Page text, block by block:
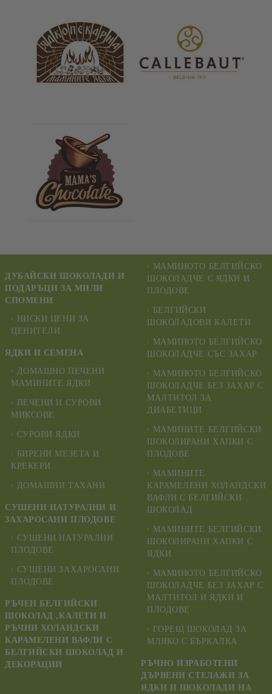
ДУБАЙСКИ ШОКОЛАДИ И
ПОДАРЪЦИ ЗА МИЛИ
СПОМЕНИ
НИСКИ ЦЕНИ ЗА
ЦЕНИТЕЛИ
ЯДКИ И СЕМЕНА
ДОМАШНО ПЕЧЕНИ
МАМИНИТЕ ЯДКИ
ПЕЧЕНИ И СУРОВИ
МИКСОВЕ
СУРОВИ ЯДКИ
БИРЕНИ МЕЗЕТА И
КРЕКЕРИ
ДОМАШНИ ТАХАНИ
СУШЕНИ НАТУРАЛНИ И
ЗАХАРОСАНИ ПЛОДОВЕ
СУШЕНИ НАТУРАЛНИ
ПЛОДОВЕ
СУШЕНИ ЗАХАРОСАНИ
ПЛОДОВЕ
РЪЧЕН БЕЛГИЙСКИ
ШОКОЛАД ,КАЛЕТИ И
РЪЧНИ ХОЛАНДСКИ
КАРАМЕЛЕНИ ВАФЛИ С
БЕЛГИЙСКИ ШОКОЛАД И
ДЕКОРАЦИИ
МАМИНОТО БЕЛГИЙСКО
ШОКОЛАДЧЕ С ЯДКИ И
ПЛОДОВЕ
БЕЛГИЙСКИ
ШОКОЛАДОВИ КАЛЕТИ
МАМИНОТО БЕЛГИЙСКО
ШОКОЛАДЧЕ СЪС ЗАХАР
МАМИНОТО БЕЛГИЙСКО
ШОКОЛАДЧЕ БЕЗ ЗАХАР С
МАЛТИТОЛ ЗА
ДИАБЕТИЦИ
МАМИНИТЕ БЕЛГИЙСКИ
ШОКОЛИРАНИ ХАПКИ С
ПЛОДОВЕ
МАМИНИТЕ
КАРАМЕЛЕНИ ХОЛАНДСКИ
ВАФЛИ С БЕЛГИЙСКИ
ШОКОЛАД
МАМИНИТЕ БЕЛГИЙСКИ
ШОКОЛИРАНИ ХАПКИ С
ЯДКИ
МАМИНОТО БЕЛГИЙСКО
ШОКОЛАДЧЕ БЕЗ ЗАХАР С
МАЛТИТОЛ И ЯДКИ И
ПЛОДОВЕ
ГОРЕЩ ШОКОЛАД ЗА
МЛЯКО С БЪРКАЛКА
РЪЧНО ИЗРАБОТЕНИ
ДЪРВЕНИ СТЕЛАЖИ ЗА
ЯДКИ И ШОКОЛАДИ НА